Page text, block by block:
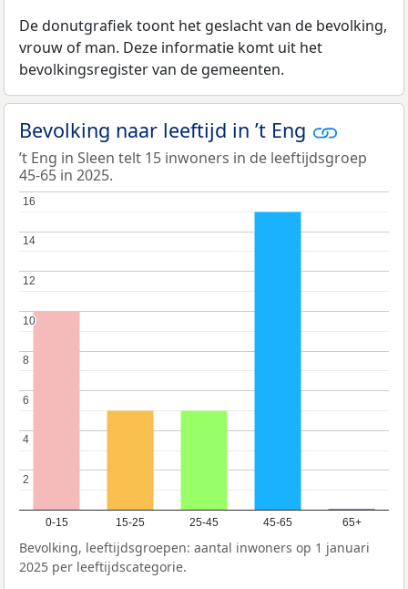
De donutgrafiek toont het geslacht van de bevolking,
vrouw of man. Deze informatie komt uit het
bevolkingsregister van de gemeenten.
Bevolking naar leeftijd in ’t Eng
’t Eng in Sleen telt 15 inwoners in de leeftijdsgroep
45-65 in 2025.
0-15 15-25 25-45 45-65 65+
2
2
4
4
6
6
8
8
10
10
12
12
14
14
16
16
Bevolking, leeftijdsgroepen: aantal inwoners op 1 januari
2025 per leeftijdscategorie.